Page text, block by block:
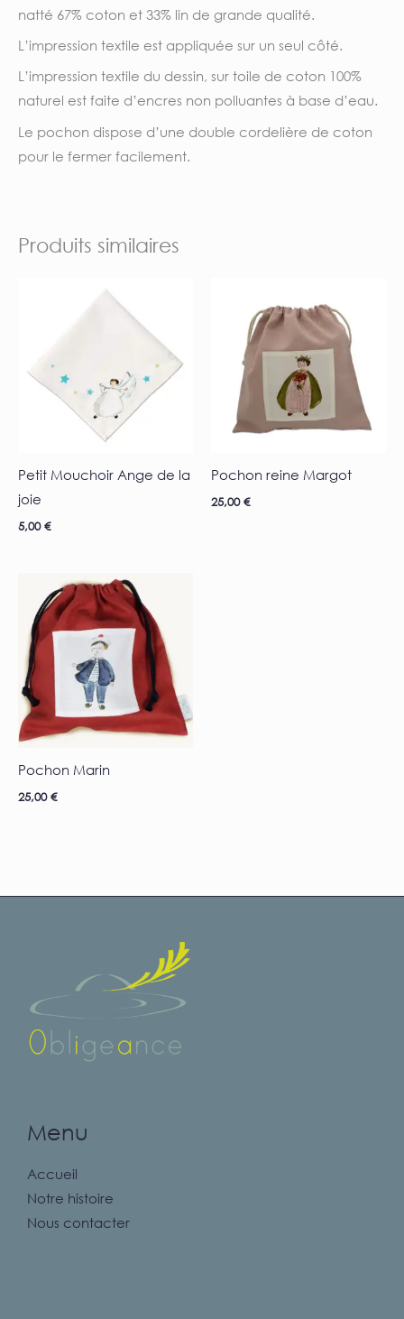
natté 67% coton et 33% lin de grande qualité.
L’impression textile est appliquée sur un seul côté.
L’impression textile du dessin, sur toile de coton 100%
naturel est faite d’encres non polluantes à base d’eau.
Le pochon dispose d’une double cordelière de coton
pour le fermer facilement.
Produits similaires
Petit Mouchoir Ange de la
joie
5,00€
Pochon reine Margot
25,00€
Pochon Marin
25,00€
Menu
Accueil
Notre histoire
Nous contacter